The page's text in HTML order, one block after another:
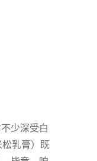
少深受白
乳膏）既